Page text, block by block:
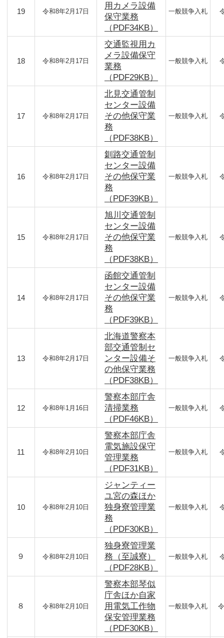
19 令和8年2月17日
用カメラ設備
保守業務
（PDF34KB）
一般競争入札
18 令和8年2月17日
交通監視用カ
メラ設備保守
業務
（PDF29KB）
一般競争入札
17 令和8年2月17日
北見交通管制
センター設備
その他保守業
務
（PDF38KB）
一般競争入札
16 令和8年2月17日
釧路交通管制
センター設備
その他保守業
務
（PDF39KB）
一般競争入札
15 令和8年2月17日
旭川交通管制
センター設備
その他保守業
務
（PDF38KB）
一般競争入札
14 令和8年2月17日
函館交通管制
センター設備
その他保守業
務
（PDF39KB）
一般競争入札
13 令和8年2月17日
北海道警察本
部交通管制セ
ンター設備そ
の他保守業務
（PDF38KB）
一般競争入札
12 令和8年1月16日
警察本部庁舎
清掃業務
（PDF46KB）
一般競争入札
11 令和8年2月10日
警察本部庁舎
電気施設保守
管理業務
（PDF31KB）
一般競争入札
10 令和8年2月10日
ジャンティー
ユ宮の森ほか
独身寮管理業
務
（PDF30KB）
一般競争入札
９ 令和8年2月10日
独身寮管理業
務（至誠寮）
（PDF28KB）
一般競争入札
８ 令和8年2月10日
警察本部琴似
庁舎ほか自家
用電気工作物
保安管理業務
（PDF30KB）
一般競争入札